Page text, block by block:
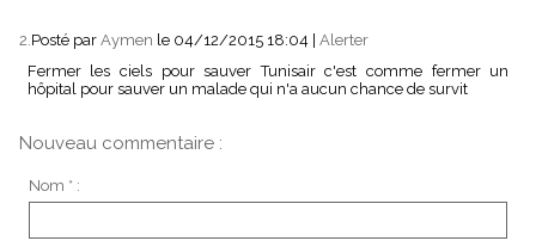
2. Posté par Aymen le 04/12/2015 18:04 | Alerter
Fermer les ciels pour sauver Tunisair c'est comme fermer un
hôpital pour sauver un malade qui n'a aucun chance de survit
Nouveau commentaire :
Nom * :